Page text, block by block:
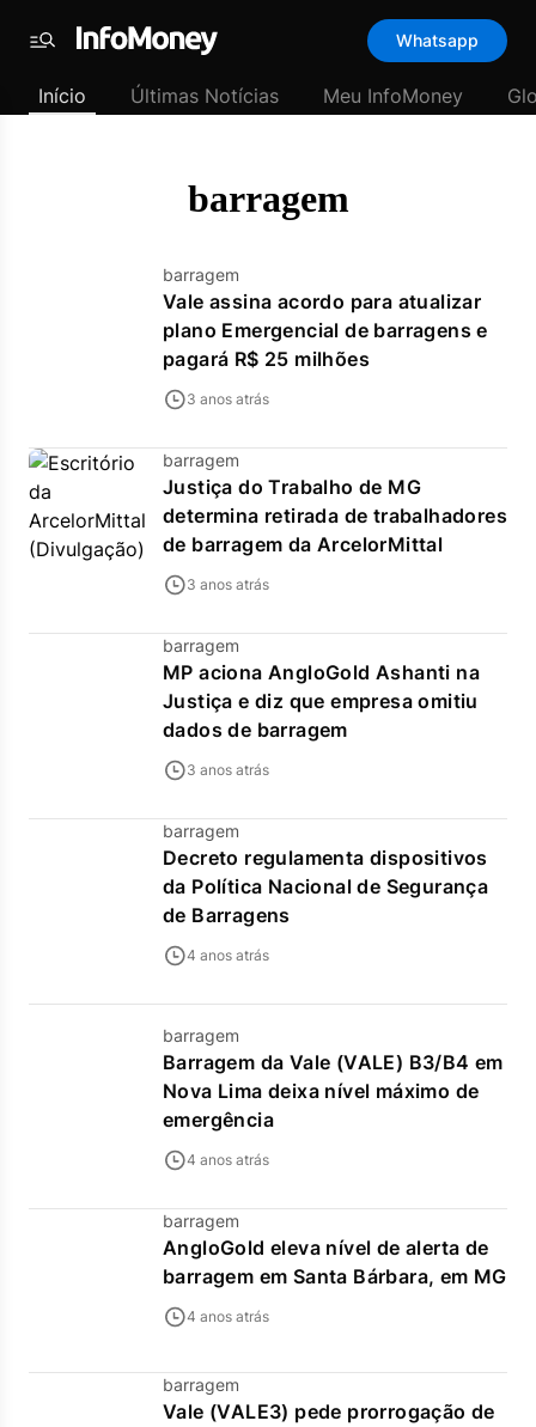
padrão
Últimas
Menu
Whatsapp
Início Últimas Notícias Meu InfoMoney
barragem
barragem
Vale assina acordo para atualizar
plano Emergencial de barragens e
pagará R$ 25 milhões
3 anos atrás
barragem
Justiça do Trabalho de MG
determina retirada de trabalhadores
de barragem da ArcelorMittal
3 anos atrás
barragem
MP aciona AngloGold Ashanti na
Justiça e diz que empresa omitiu
dados de barragem
3 anos atrás
barragem
Decreto regulamenta dispositivos
da Política Nacional de Segurança
de Barragens
4 anos atrás
barragem
Barragem da Vale (VALE) B3/B4 em
Nova Lima deixa nível máximo de
emergência
4 anos atrás
barragem
AngloGold eleva nível de alerta de
barragem em Santa Bárbara, em MG
4 anos atrás
barragem
Vale (VALE3) pede prorrogação de